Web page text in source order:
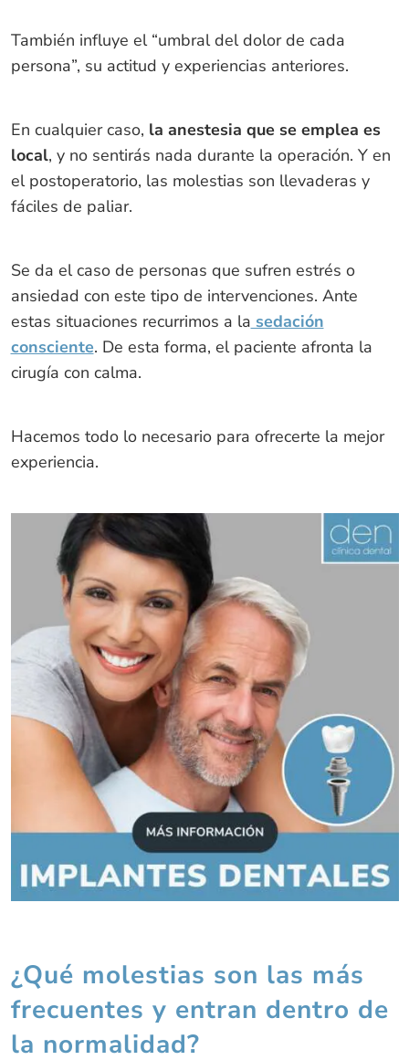
También influye el “umbral del dolor de cada
persona”, su actitud y experiencias anteriores.
En cualquier caso, la anestesia que se emplea es
local, y no sentirás nada durante la operación. Y en
el postoperatorio, las molestias son llevaderas y
fáciles de paliar.
Se da el caso de personas que sufren estrés o
ansiedad con este tipo de intervenciones. Ante
estas situaciones recurrimos a la sedación
consciente. De esta forma, el paciente afronta la
cirugía con calma.
Hacemos todo lo necesario para ofrecerte la mejor
experiencia.
¿Qué molestias son las más
frecuentes y entran dentro de
la normalidad?